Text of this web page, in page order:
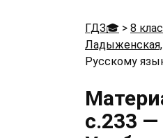
ГДЗ🎓 > 8
Русскому
с.233 —